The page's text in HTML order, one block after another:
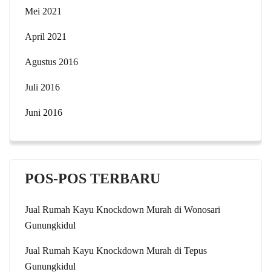
Mei 2021
April 2021
Agustus 2016
Juli 2016
Juni 2016
POS-POS TERBARU
Jual Rumah Kayu Knockdown Murah di Wonosari
Gunungkidul
Jual Rumah Kayu Knockdown Murah di Tepus
Gunungkidul